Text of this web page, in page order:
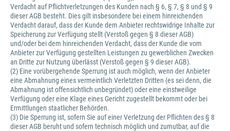
Verdacht auf Pflichtverletzungen des Kunden nach § 6, § 7, § 8 und § 9
dieser AGB besteht. Dies gilt insbesondere bei einem hinreichenden
Verdacht darauf, dass der Kunde dem Anbieter rechtswidrige Inhalte zur
Speicherung zur Verfügung stellt (Verstoß gegen § 8 dieser AGB)
und/oder bei dem hinreichenden Verdacht, dass der Kunde die vom
Anbieter zur Verfügung gestellten Leistungen zu gewerblichen Zwecken
an Dritte zur Nutzung überlässt (Verstoß gegen § 9 dieser AGB).
(2) Eine vorübergehende Sperrung ist auch möglich, wenn der Anbieter
eine Abmahnung eines vermeintlich Verletzten Dritten (es sei denn, die
Abmahnung ist offensichtlich unbegründet) oder eine einstweilige
Verfügung oder eine Klage eines Gericht zugestellt bekommt oder bei
Ermittlungen staatlicher Behörden.
(3) Die Sperrung ist, sofern Sie auf einer Verletzung der Pflichten des § 8
dieser AGB beruht und sofern technisch möglich und zumutbar, auf die